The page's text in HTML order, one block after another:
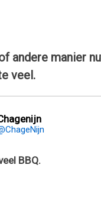
andere manier
veel.
BBQ.